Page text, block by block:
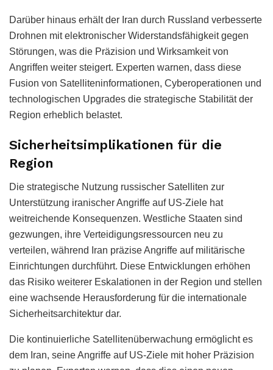
Darüber hinaus erhält der Iran durch Russland verbesserte
Drohnen mit elektronischer Widerstandsfähigkeit gegen
Störungen, was die Präzision und Wirksamkeit von
Angriffen weiter steigert. Experten warnen, dass diese
Fusion von Satelliteninformationen, Cyberoperationen und
technologischen Upgrades die strategische Stabilität der
Region erheblich belastet.
Sicherheitsimplikationen für die
Region
Die strategische Nutzung russischer Satelliten zur
Unterstützung iranischer Angriffe auf US-Ziele hat
weitreichende Konsequenzen. Westliche Staaten sind
gezwungen, ihre Verteidigungsressourcen neu zu
verteilen, während Iran präzise Angriffe auf militärische
Einrichtungen durchführt. Diese Entwicklungen erhöhen
das Risiko weiterer Eskalationen in der Region und stellen
eine wachsende Herausforderung für die internationale
Sicherheitsarchitektur dar.
Die kontinuierliche Satellitenüberwachung ermöglicht es
dem Iran, seine Angriffe auf US-Ziele mit hoher Präzision